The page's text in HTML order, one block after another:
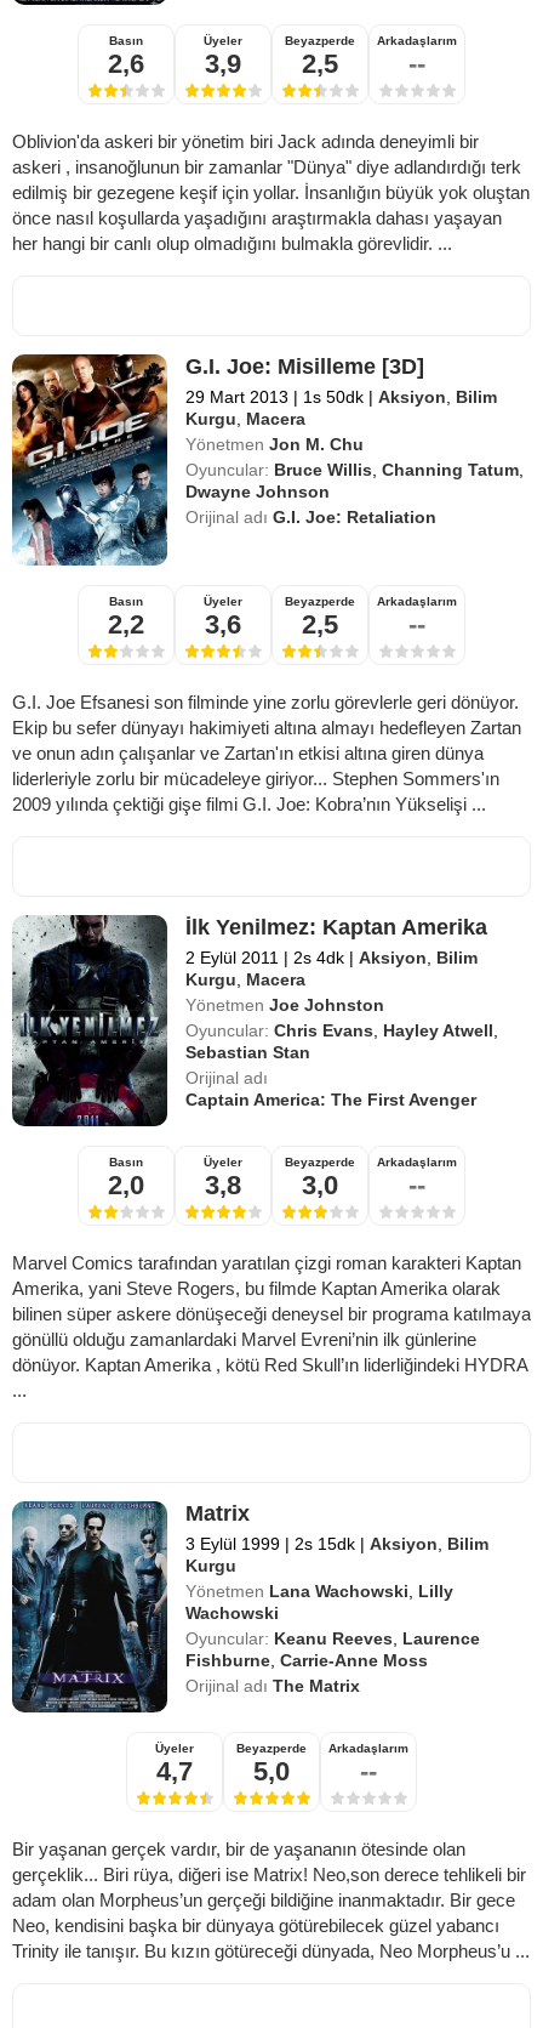
Basın
2,6
Üyeler
3,9
Beyazperde
2,5
Arkadaşlarım
--
Oblivion'da askeri bir yönetim biri Jack adında deneyimli bir
askeri , insanoğlunun bir zamanlar "Dünya" diye adlandırdığı terk
edilmiş bir gezegene keşif için yollar. İnsanlığın büyük yok oluştan
önce nasıl koşullarda yaşadığını araştırmakla dahası yaşayan
her hangi bir canlı olup olmadığını bulmakla görevlidir. ...
G.I. Joe: Misilleme [3D]
29 Mart 2013 | 1s 50dk | Aksiyon, Bilim
Kurgu, Macera
Yönetmen Jon M. Chu
Oyuncular: Bruce Willis,Channing Tatum,
Dwayne Johnson
Orijinal adıG.I. Joe: Retaliation
Basın
2,2
Üyeler
3,6
Beyazperde
2,5
Arkadaşlarım
--
G.I. Joe Efsanesi son filminde yine zorlu görevlerle geri dönüyor.
Ekip bu sefer dünyayı hakimiyeti altına almayı hedefleyen Zartan
ve onun adın çalışanlar ve Zartan'ın etkisi altına giren dünya
liderleriyle zorlu bir mücadeleye giriyor... Stephen Sommers'ın
2009 yılında çektiği gişe filmi G.I. Joe: Kobra’nın Yükselişi ...
İlk Yenilmez: Kaptan Amerika
2 Eylül 2011 | 2s 4dk | Aksiyon
Bilim
Kurgu
Macera
Yönetmen Joe Johnston
Oyuncular: Chris Evans Hayley Atwell
Sebastian Stan
Orijinal adı
Captain America: The First Avenger
Basın
2,0
Üyeler
3,8
Beyazperde
3,0
Arkadaşlarım
--
Marvel Comics tarafından yaratılan çizgi roman karakteri Kaptan
Amerika, yani Steve Rogers, bu filmde Kaptan Amerika olarak
bilinen süper askere dönüşeceği deneysel bir programa katılmaya
gönüllü olduğu zamanlardaki Marvel Evreni’nin ilk günlerine
dönüyor. Kaptan Amerika , kötü Red Skull’ın liderliğindeki HYDRA
...
Matrix
3 Eylül 1999 | 2s 15dk | Aksiyon
Bilim
Kurgu
Yönetmen Lana Wachowski
Lilly
Wachowski
Oyuncular: Keanu Reeves
Laurence
Fishburne ,Carrie-Anne Moss
Orijinal adıThe Matrix
Üyeler
4,7
Beyazperde
5,0
Arkadaşlarım
--
Bir yaşanan gerçek vardır, bir de yaşananın ötesinde olan
gerçeklik... Biri rüya, diğeri ise Matrix! Neo,son derece tehlikeli bir
adam olan Morpheus’un gerçeği bildiğine inanmaktadır. Bir gece
Neo, kendisini başka bir dünyaya götürebilecek güzel yabancı
Trinity ile tanışır. Bu kızın götüreceği dünyada, Neo Morpheus’u ...